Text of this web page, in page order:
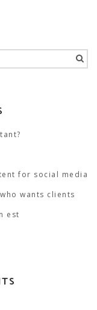
for social media
wants clients
est